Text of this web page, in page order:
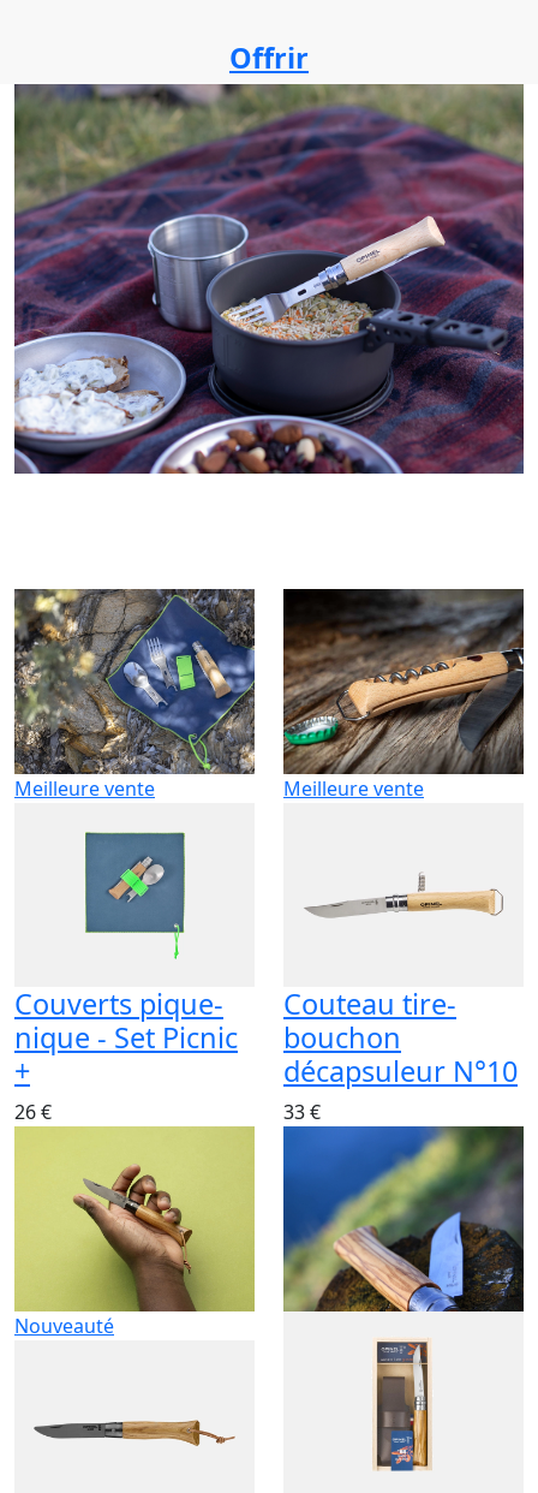
Offrir
Meilleure vente
Couverts pique-
nique - Set Picnic
+
26 €
Meilleure vente
Couteau tire-
bouchon
décapsuleur N°10
33 €
Nouveauté